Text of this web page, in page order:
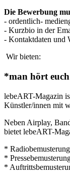
Die Bewerbung
- ordentlich-
- Kurzbio in der
- Kontaktdaten und
Wir bieten:
*man hört
lebeART-Magazin
Künstler/innen mit
Neben Airplay,
bietet lebeART-
* Radiobemusterung
*
*